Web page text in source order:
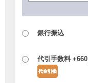
銀行振込
代引手数料 +660